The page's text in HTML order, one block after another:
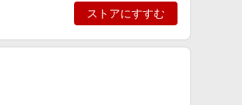
ストアにすすむ